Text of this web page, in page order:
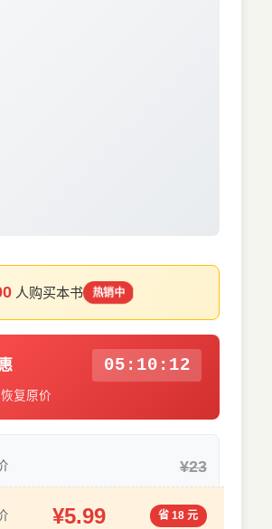
人购买本书 热销中
05:10:11
复原价
¥23
¥5.99 省 18 元